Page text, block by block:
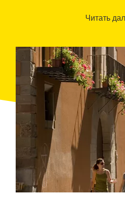
Existe la posibilidad deЧитать